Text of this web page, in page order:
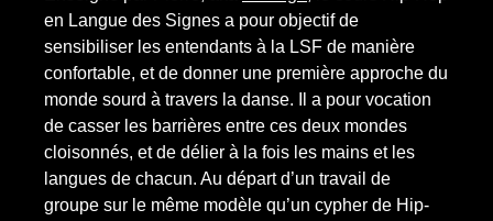
en Langue des Signes a pour objectif de
sensibiliser les entendants à la LSF de manière
confortable, et de donner une première approche du
monde sourd à travers la danse. Il a pour vocation
de casser les barrières entre ces deux mondes
cloisonnés, et de délier à la fois les mains et les
langues de chacun. Au départ d’un travail de
groupe sur le même modèle qu’un cypher de Hip-